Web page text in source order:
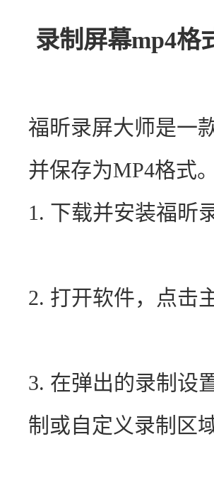
录制屏幕mp4格
福昕录屏大师是一
并保存为MP4格式
1. 下载并安装福昕
2. 打开软件，点击
3. 在弹出的录制设
制或自定义录制区域